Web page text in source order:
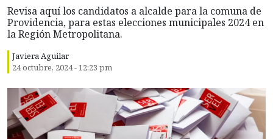
Revisa aquí los candidatos a alcalde para la comuna de
Providencia, para estas elecciones municipales 2024 en
la Región Metropolitana.
Javiera Aguilar
24 octubre, 2024 - 12:23 pm